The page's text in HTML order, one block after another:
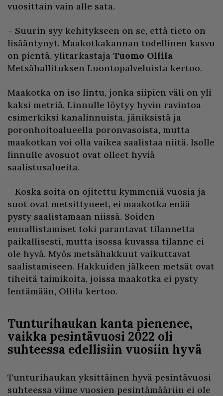
vuosittain vain alle sata.
– Suurin syy kehitykseen on se, että tieto on
lisääntynyt. Maakotkakannan todellinen kasvu
on pientä, ylitarkastaja Tuomo Ollila
Metsähallituksen Luontopalveluista kertoo.
Maakotka on iso lintu, jonka siipien väli on yli
kaksi metriä. Linnulle löytyy hyvin ravintoa
esimerkiksi kanalinnuista, jäniksistä ja
poronhoitoalueella poronvasoista, mutta
maakotkan voi olla vaikea saalistaa niitä. Isolle
linnulle avosuot ovat olleet hyviä
saalistusalueita.
– Koska soita on ojitettu kymmeniä vuosia ja
suot ovat metsittyneet, ei maakotka enää
pysty saalistamaan niissä. Soiden
ennallistamiset toki parantavat tilannetta
paikallisesti, mutta isossa kuvassa tilanne ei
ole hyvä. Myös metsähakkuut vaikuttavat
saalistamiseen. Hakkuiden jälkeen metsät ovat
tiheitä taimikoita, joissa maakotka ei pysty
lentämään, Ollila kertoo.
Tunturihaukan kanta pienenee,
vaikka pesintävuosi 2022 oli
suhteessa edellisiin vuosiin hyvä
Tunturihaukan yksittäinen hyvä pesintävuosi
suhteessa viime vuosien pesintämääriin ei ole